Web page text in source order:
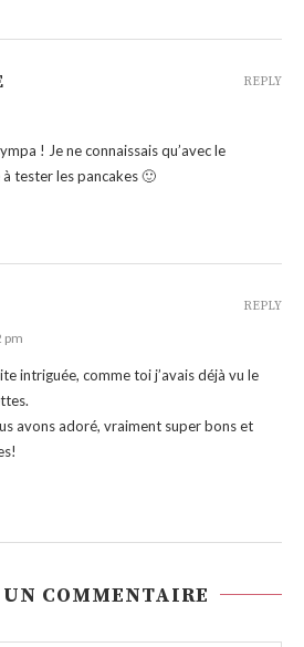
! Je ne connaissais qu’avec le
tester les pancakes 🙂
REPLY
pm
intriguée, comme toi j’avais déjà vu le
avons adoré, vraiment super bons et
REPLY
COMMENTAIRE